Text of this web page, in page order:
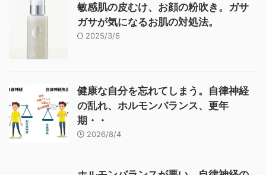
敏感肌の皮むけ、お顔の粉吹き。ガサ
ガサが気になるお肌の対処法。
2025/3/6
健康な自分を忘れてしまう。自律神経
の乱れ、ホルモンバランス、更年
期・・
2026/8/4